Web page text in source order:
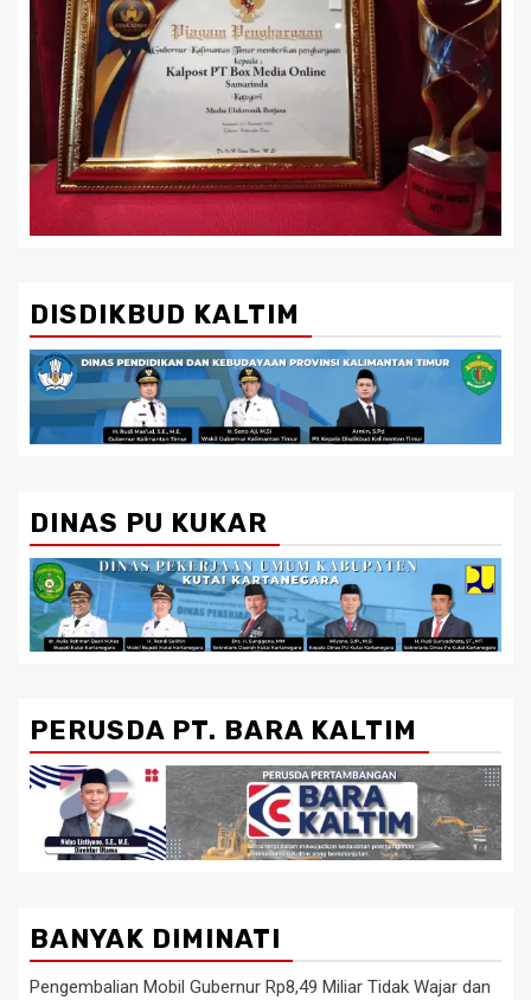
DISDIKBUD KALTIM
DINAS PU KUKAR
PERUSDA PT. BARA KALTIM
BANYAK DIMINATI
Pengembalian Mobil Gubernur Rp8,49 Miliar Tidak Wajar dan